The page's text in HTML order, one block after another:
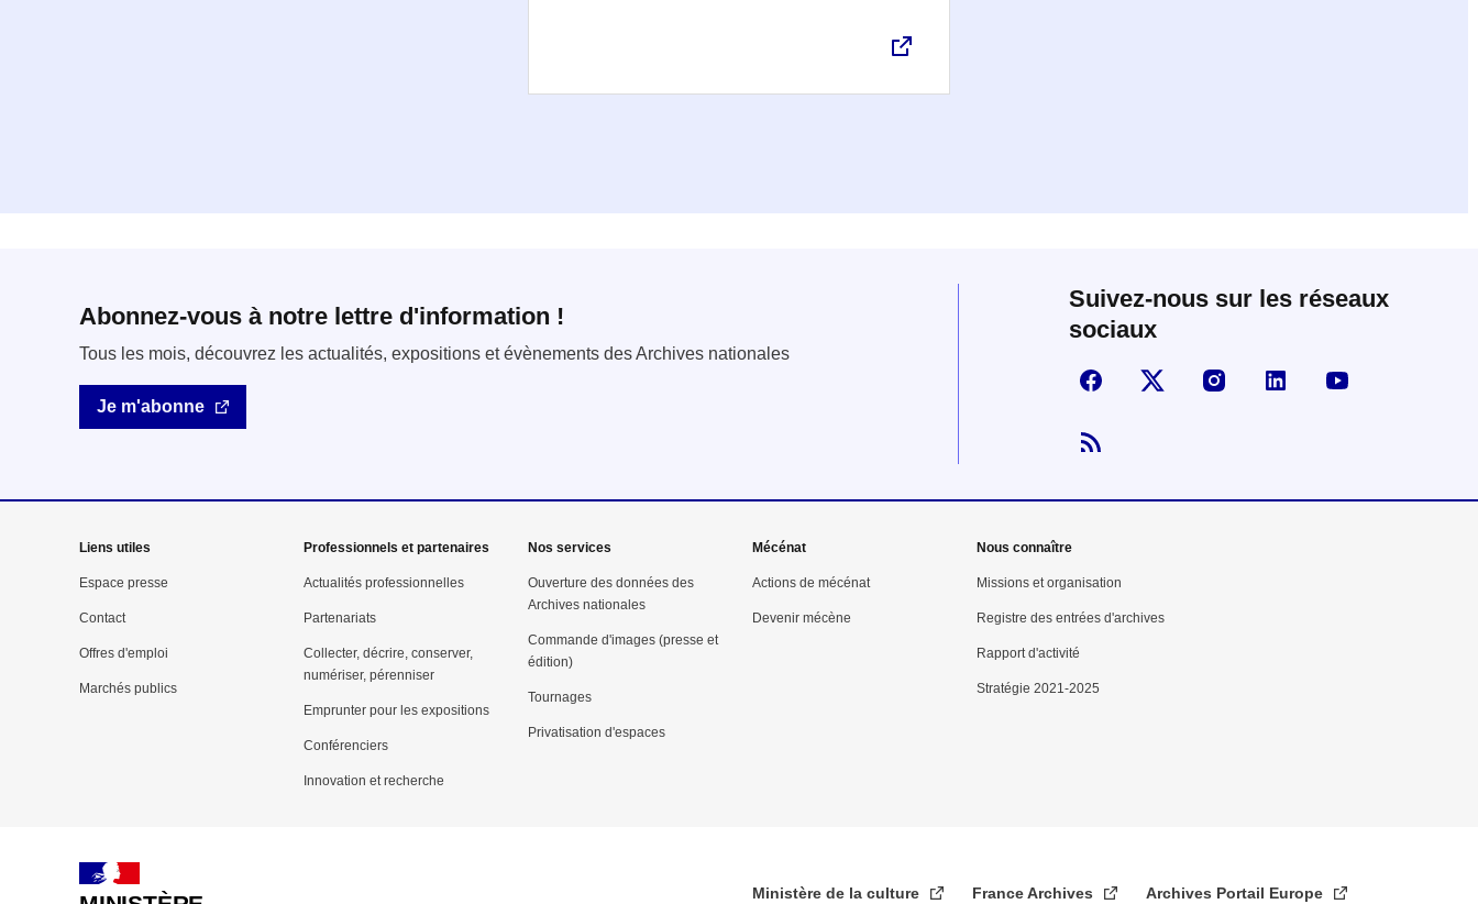
Abonnez-vous à notre lettre d'information !
Tous les mois, découvrez les actualités, expositions et évènements des Archives nationales
Je m'abonne
Suivez-nous sur les réseaux
sociaux
Suivez-nous sur Facebook
Visiter la page XVisiter la page Instagram
linkedin
Mega
menu
Pied
de
Liens utiles
Espace presse
Contact
Offres d'emploi
Marchés publics
Professionnels et partenaires
Actualités professionnelles
Partenariats
Collecter, décrire, conserver,
numériser, pérenniser
Emprunter pour les expositions
Conférenciers
Innovation et recherche
Nos services
Ouverture des données des
Archives nationales
Commande d'images (presse et
édition)
Tournages
Privatisation d'espaces
Mécénat
Actions de mécénat
Devenir mécène
Nous connaître
Missions et organisation
Registre des entrées d'archives
Rapport d'activité
Stratégie 2021-2025
Ministère de la culture France Archives Archives Portail Europe